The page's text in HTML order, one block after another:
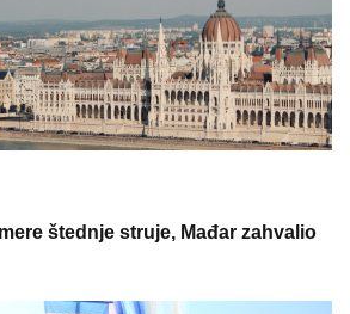
štednje struje, Mađar zahvalio